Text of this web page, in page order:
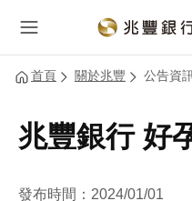
首頁 關於兆豐 公告資
兆豐銀行 好
發布時間：2024/01/01